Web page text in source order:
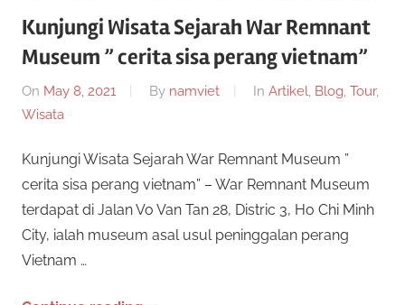
r
c
y
a
2
g
b
s
a
n
d
a
m
a
Kunjungi Wisata Sejarah War Remnant
Museum ” cerita sisa perang vietnam”
On May 8, 2021 By namviet In Artikel Blog Tour,
Wisata
Kunjungi Wisata Sejarah War Remnant Museum ”
cerita sisa perang vietnam” – War Remnant Museum
terdapat di Jalan Vo Van Tan 28, Distric 3, Ho Chi Minh
City, ialah museum asal usul peninggalan perang
Vietnam …